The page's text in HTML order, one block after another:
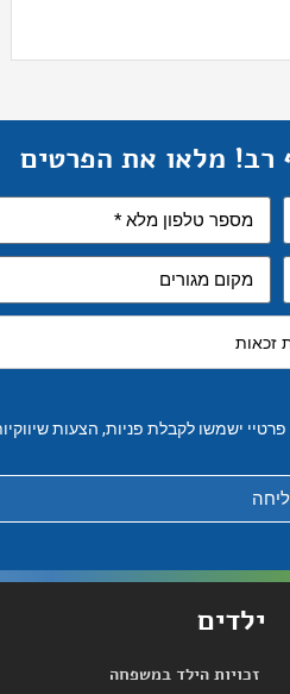
רב! מלאו את הפרטים
זכאות
פרטיי ישמשו לקבלת פניות, הצעות
ילדים
זכויות הילד במשפחה